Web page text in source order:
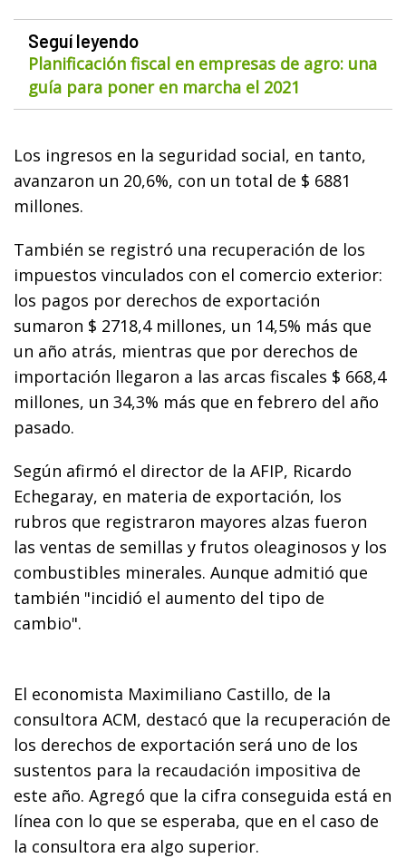
Seguí leyendo
Planificación fiscal en empresas de agro: una
guía para poner en marcha el 2021
Los ingresos en la seguridad social, en tanto,
avanzaron un 20,6%, con un total de $ 6881
millones.
También se registró una recuperación de los
impuestos vinculados con el comercio exterior:
los pagos por derechos de exportación
sumaron $ 2718,4 millones, un 14,5% más que
un año atrás, mientras que por derechos de
importación llegaron a las arcas fiscales $ 668,4
millones, un 34,3% más que en febrero del año
pasado.
Según afirmó el director de la AFIP, Ricardo
Echegaray, en materia de exportación, los
rubros que registraron mayores alzas fueron
las ventas de semillas y frutos oleaginosos y los
combustibles minerales. Aunque admitió que
también "incidió el aumento del tipo de
cambio".
El economista Maximiliano Castillo, de la
consultora ACM, destacó que la recuperación de
los derechos de exportación será uno de los
sustentos para la recaudación impositiva de
este año. Agregó que la cifra conseguida está en
línea con lo que se esperaba, que en el caso de
la consultora era algo superior.